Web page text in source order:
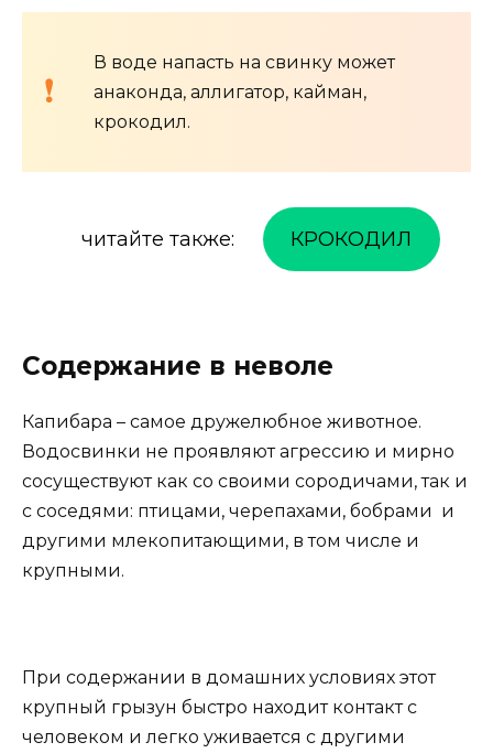
В воде напасть на свинку может
анаконда, аллигатор, кайман,
крокодил.
читайте также: КРОКОДИЛ
Содержание в неволе
Капибара – самое дружелюбное животное.
Водосвинки не проявляют агрессию и мирно
сосуществуют как со своими сородичами, так и
с соседями: птицами, черепахами, бобрами и
другими млекопитающими, в том числе и
крупными.
При содержании в домашних условиях этот
крупный грызун быстро находит контакт с
человеком и легко уживается с другими